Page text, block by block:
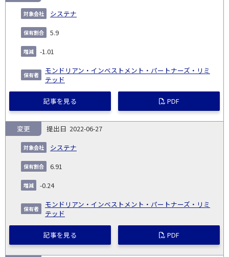
システナ
5.9
-1.01
モンドリアン・インベストメント・パートナーズ・リミ
テッド
記事を見る PDF
2022-06-27
システナ
変更
6.91
-0.24
モンドリアン・インベストメント・パートナーズ・リミ
テッド
記事を見る PDF